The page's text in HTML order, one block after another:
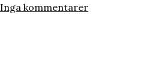
den
Inga kommentarertill